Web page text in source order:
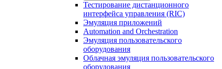
Тестирование дистанционного
интерфейса управления (RIC)
Эмуляция приложений
Automation and Orchestration
Эмуляция пользовательского
оборудования
Облачная эмуляция пользовательского
оборудования